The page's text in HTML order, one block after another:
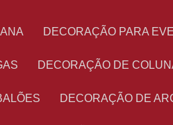
DECORAÇÃO PARA
DECORAÇÃO DE
DECORAÇÃO DE